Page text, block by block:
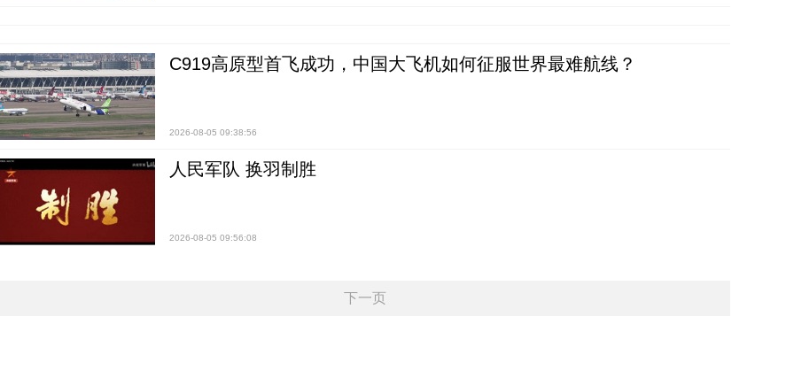
C919高原型首飞成功，中国大飞机如何征服世界最难航线？
2026-08-05 09:38:56
人民军队 换羽制胜
2026-08-05 09:56:08
下一页